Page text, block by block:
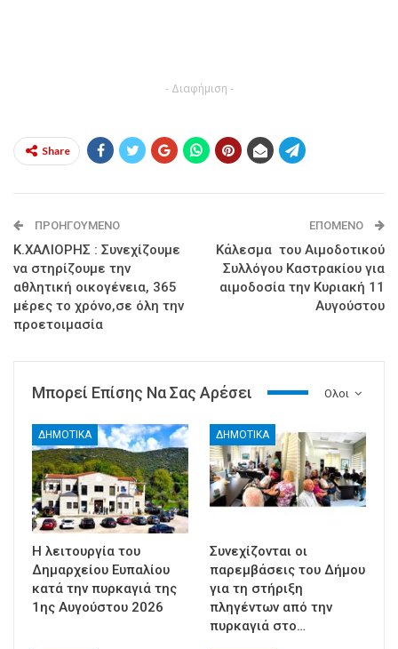
- Διαφήμιση -
Share
ΠΡΟΗΓΟΎΜΕΝΟ
Κ.ΧΑΛΙΟΡΗΣ : Συνεχίζουμε
να στηρίζουμε την
αθλητική οικογένεια, 365
μέρες το χρόνο,σε όλη την
προετοιμασία
ΕΠΌΜΕΝΟ
Κάλεσμα του Αιμοδοτικού
Συλλόγου Καστρακίου για
αιμοδοσία την Κυριακή 11
Αυγούστου
Ολοι
Μπορεί Επίσης Να Σας Αρέσει
ΔΗΜΟΤΙΚΑ
Η λειτουργία του
Δημαρχείου Ευπαλίου
κατά την πυρκαγιά της
1ης Αυγούστου 2026
ΔΗΜΟΤΙΚΑ
Συνεχίζονται οι
παρεμβάσεις του Δήμου
για τη στήριξη
πληγέντων από την
πυρκαγιά στο…